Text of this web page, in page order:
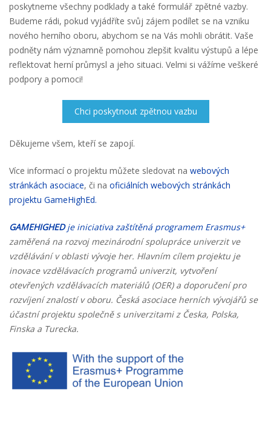
poskytneme všechny podklady a také formulář zpětné vazby.
Budeme rádi, pokud vyjádříte svůj zájem podílet se na vzniku
nového herního oboru, abychom se na Vás mohli obrátit. Vaše
podněty nám významně pomohou zlepšit kvalitu výstupů a lépe
reflektovat herní průmysl a jeho situaci. Velmi si vážíme veškeré
podpory a pomoci!
Děkujeme všem, kteří se zapojí.
Více informací o projektu můžete sledovat na webových
stránkách asociace, či na oficiálních webových stránkách
projektu GameHighEd.
GAMEHIGHEDje iniciativa zaštítěná programem Erasmus+
zaměřená na rozvoj mezinárodní spolupráce univerzit ve
vzdělávání v oblasti vývoje her. Hlavním cílem projektu je
inovace vzdělávacích programů univerzit, vytvoření
otevřených vzdělávacích materiálů (OER) a doporučení pro
rozvíjení znalostí v oboru. Česká asociace herních vývojářů se
účastní projektu společně s univerzitami z Česka, Polska,
Finska a Turecka.